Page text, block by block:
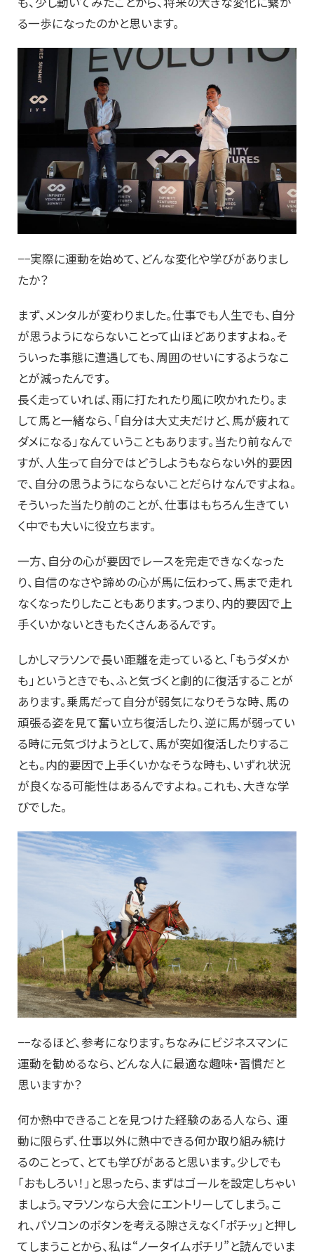
る一歩になったのかと思います。
−−実際に運動を始めて、どんな変化や学びがありまし
たか？
まず、メンタルが変わりました。仕事でも人生でも、自分
が思うようにならないことって山ほどありますよね。そ
ういった事態に遭遇しても、周囲のせいにするようなこ
とが減ったんです。
長く走っていれば、雨に打たれたり風に吹かれたり。ま
して馬と一緒なら、「自分は大丈夫だけど、馬が疲れて
ダメになる」なんていうこともあります。当たり前なんで
すが、人生って自分ではどうしようもならない外的要因
で、自分の思うようにならないことだらけなんですよね。
そういった当たり前のことが、仕事はもちろん生きてい
く中でも大いに役立ちます。
一方、自分の心が要因でレースを完走できなくなった
り、自信のなさや諦めの心が馬に伝わって、馬まで走れ
なくなったりしたこともあります。つまり、内的要因で上
手くいかないときもたくさんあるんです。
しかしマラソンで長い距離を走っていると、「もうダメか
も」というときでも、ふと気づくと劇的に復活することが
あります。乗馬だって自分が弱気になりそうな時、馬の
頑張る姿を見て奮い立ち復活したり、逆に馬が弱ってい
る時に元気づけようとして、馬が突如復活したりするこ
とも。内的要因で上手くいかなそうな時も、いずれ状況
が良くなる可能性はあるんですよね。これも、大きな学
びでした。
−−なるほど、参考になります。ちなみにビジネスマンに
運動を勧めるなら、どんな人に最適な趣味・習慣だと
思いますか？
何か熱中できることを見つけた経験のある人なら、 運
動に限らず、仕事以外に熱中できる何か取り組み続け
るのことって、とても学びがあると思います。少しでも
「おもしろい！」と思ったら、まずはゴールを設定しちゃい
ましょう。マラソンなら大会にエントリーしてしまう。こ
れ、パソコンのボタンを考える隙さえなく「ポチッ」と押し
てしまうことから、私は“ノータイムポチリ”と読んでいま